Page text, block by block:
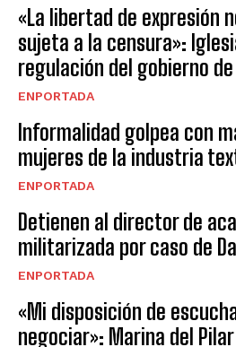
«La libertad de expresión
sujeta a la censura»:
regulación del gobierno
ENPORTADA
Informalidad golpea con
mujeres de la industria
ENPORTADA
Detienen al director de
militarizada por caso de
ENPORTADA
«Mi disposición de
negociar»: Marina del